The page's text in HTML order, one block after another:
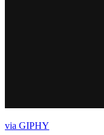
via GIPHY